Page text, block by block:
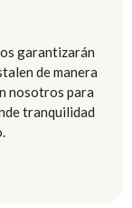
garantizarán
de manera
nosotros para
tranquilidad